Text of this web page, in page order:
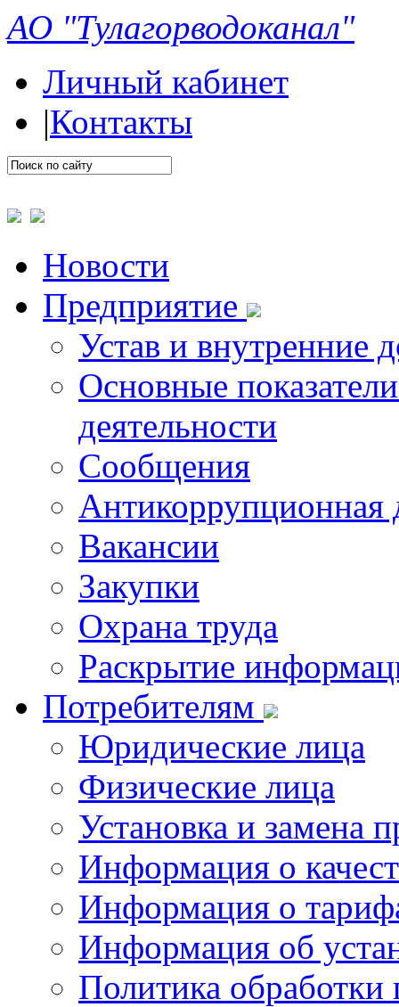
АО "Тулагорводоканал"
Личный кабинет
|Контакты
Новости
Предприятие
Устав и внутренние
Основные
деятельности
Сообщения
Антикоррупционная
Вакансии
Закупки
Охрана труда
Раскрытие
Потребителям
Юридические лица
Физические лица
Установка и замена
Информация о
Информация о
Информация об
Политика